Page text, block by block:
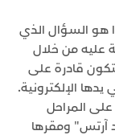
هو السؤال الذي
عليه من خلال
قادرة على
الإلكترونية.
المراحل
آرتس" ومقرها